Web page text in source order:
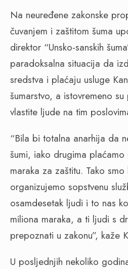
Na neuređene zakonske
čuvanjem i zaštitom šuma
direktor “Unsko-sanskih
paradoksalna situacija da
sredstva i plaćaju usluge
šumarstvo, a istovremeno
vlastite ljude na tim
“Bila bi totalna anarhija da
šumi, iako drugima
maraka za zaštitu. Tako
organizujemo sopstvenu
osamdesetak ljudi i to nas
miliona maraka, a ti ljudi s
prepoznati u zakonu”, kaže
U posljednjih nekoliko